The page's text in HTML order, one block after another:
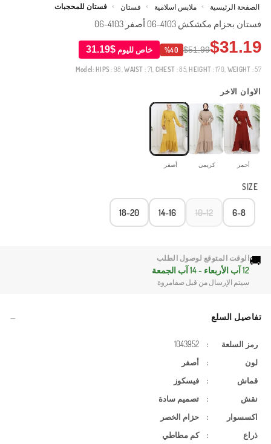
الصفحة الرئيسية > ملابس اسلامية > فستان > فستان للمحجبات
فستان بحزام مكشكش 4103-06 أصفر 4103-06
$31.19
$51.99
%40 خاص لليوم $31.19
Model: HIPS: 98,WAIST : 71, CHEST : 85, HEIGHT : 170, WEIGHT : 57
الاوان الاخر
أحمر كريمي أصفر
SIZE
6-8
10-12
14-16
18-20
🚚الوقت المتوقع لوصول الطلب
12 آب الأربعاء - 14 آب الجمعة
سيتم الإرسال من قبل صفامروة
تفاصيل السلع
رمز السلعة :
1043952
لون
:
أصفر
قماش
:
فيسكوز
نقش
:
تصميم سادة
اكسسوار
:
حزام الخصر
ذراع
:
كم مطاطي